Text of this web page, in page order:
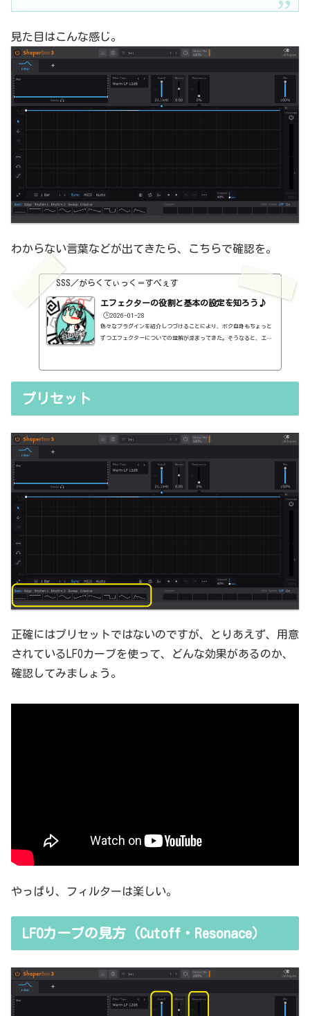
見た目はこんな感じ。
わからない言葉などが出てきたら、こちらで確認を。
SSS／がらくてぃっく＝すぺぇす
エフェクターの役割と基本の設定を知ろう♪
🕒️2026-01-28
色々なプラグインを紹介しつづけることにより、ボク自身もちょっと
ずつエフェクターについての理解が深まってきた。そうなると、エフ
プリセット
正確にはプリセットではないのですが、とりあえず、用意
されているLFOカーブを使って、どんな効果があるのか、
確認してみましょう。
やっぱり、フィルターは楽しい。
LFOカーブの見方（Cutoff・Resonace）